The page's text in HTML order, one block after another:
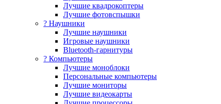
Лучшие квадрокоптеры
Лучшие фотовспышки
? Наушники
Лучшие наушники
Игровые наушники
Bluetooth-гарнитуры
?️ Компьютеры
Лучшие моноблоки
Персональные компьютеры
Лучшие мониторы
Лучшие видеокарты